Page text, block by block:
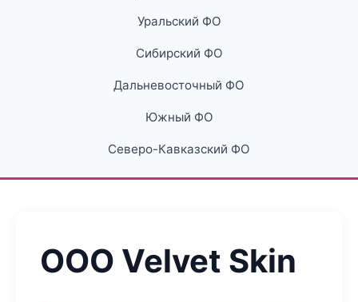
Уральский ФО
Сибирский ФО
Дальневосточный ФО
Южный ФО
Северо-Кавказский ФО
ООО Velvet Skin